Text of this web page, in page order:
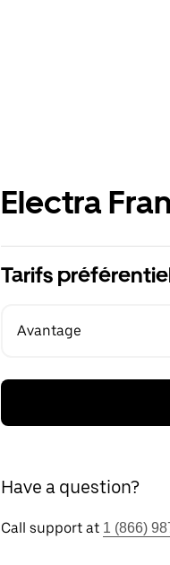
Electra
Tarifs
Avantage
Have a question?
Call support at 1 (866)